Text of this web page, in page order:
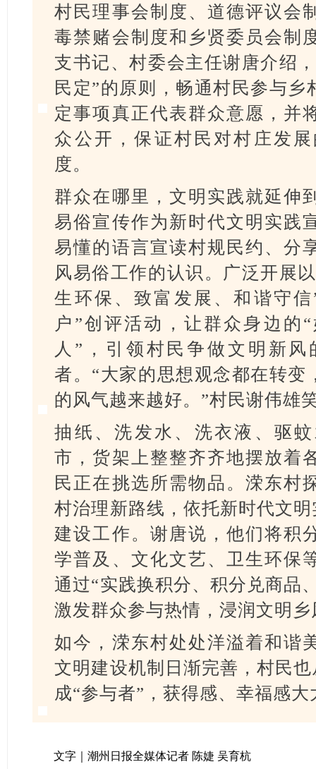
村民理事会制度、道德评议会
毒禁赌会制度和乡贤委员会制
支书记、村委会主任谢唐介绍
民定”的原则，畅通村民参与
定事项真正代表群众意愿，并
众公开，保证村民对村庄发
度。
群众在哪里，文明实践就延伸
易俗宣传作为新时代文明实践
易懂的语言宣读村规民约、分
风易俗工作的认识。广泛开展
生环保、致富发展、和谐守
户”创评活动，让群众身边的
人”，引领村民争做文明新
者。“大家的思想观念都在转
的风气越来越好。”村民谢伟雄
抽纸、洗发水、洗衣液、驱
市，货架上整整齐齐地摆放着
民正在挑选所需物品。溁东村
村治理新路线，依托新时代文
建设工作。谢唐说，他们将积
学普及、文化文艺、卫生环保
通过“实践换积分、积分兑商品
激发群众参与热情，浸润文明乡
如今，溁东村处处洋溢着和谐
文明建设机制日渐完善，村民
成“参与者”，获得感、幸福感大
文字｜潮州日报全媒体记者 陈婕 吴育杭